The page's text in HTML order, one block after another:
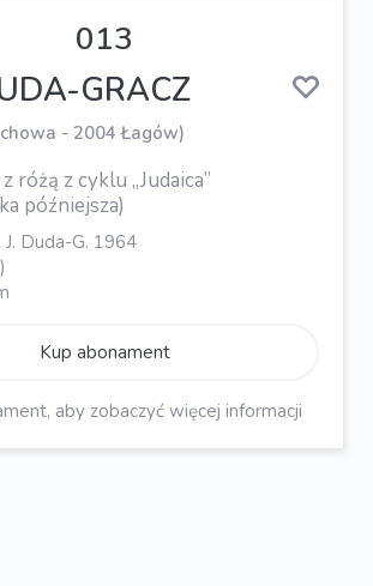
013
GRACZ
- 2004 Łagów)
różą z cyklu „Judaica”
późniejsza)
Duda-G. 1964
Kup abonament
aby zobaczyć więcej informacji